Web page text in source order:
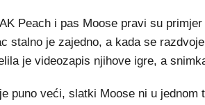
Peach i pas Moose pravi su
stalno je zajedno, a kada se
je videozapis njihove igre, a
puno veći, slatki Moose ni u